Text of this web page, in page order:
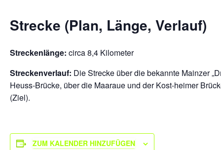
Strecke (Plan, Länge, Verlauf)
Streckenlänge: circa 8,4 Kilometer
Streckenverlauf: Die Strecke über die bekannte Mainzer
Heuss-Brücke, über die Maaraue und der Kost-heimer
(Ziel).
ZUM KALENDER HINZUFÜGEN